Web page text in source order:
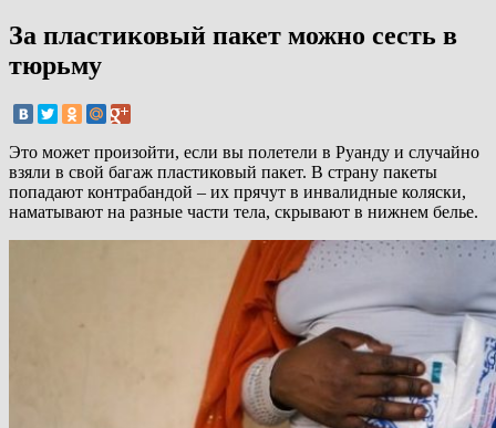
За пластиковый пакет можно сесть в
тюрьму
Это может произойти, если вы полетели в Руанду и случайно
взяли в свой багаж пластиковый пакет. В страну пакеты
попадают контрабандой – их прячут в инвалидные коляски,
наматывают на разные части тела, скрывают в нижнем белье.